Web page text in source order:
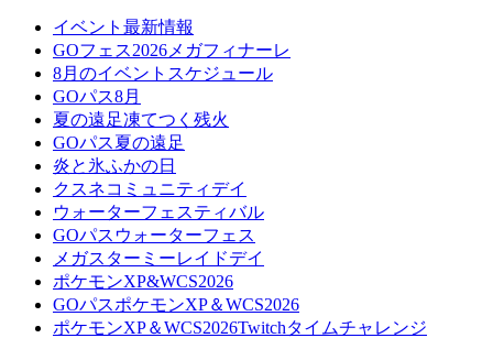
イベント最新情報
GOフェス2026メガフィナーレ
8月のイベントスケジュール
GOパス8月
夏の遠足凍てつく残火
GOパス夏の遠足
炎と氷ふかの日
クスネコミュニティデイ
ウォーターフェスティバル
GOパスウォーターフェス
メガスターミーレイドデイ
ポケモンXP&WCS2026
GOパスポケモンXP＆WCS2026
ポケモンXP＆WCS2026Twitchタイムチャレンジ